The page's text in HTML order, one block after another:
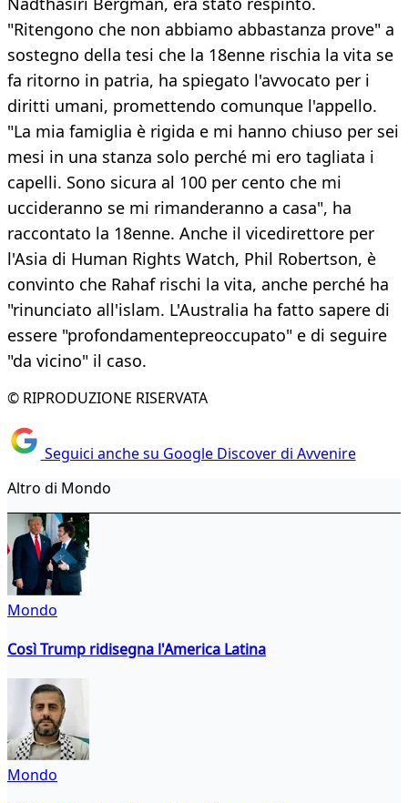
"Ritengono che non abbiamo abbastanza prove" a
sostegno della tesi che la 18enne rischia la vita se
fa ritorno in patria, ha spiegato l'avvocato per i
diritti umani, promettendo comunque l'appello.
"La mia famiglia è rigida e mi hanno chiuso per sei
mesi in una stanza solo perché mi ero tagliata i
capelli. Sono sicura al 100 per cento che mi
uccideranno se mi rimanderanno a casa", ha
raccontato la 18enne. Anche il vicedirettore per
l'Asia di Human Rights Watch, Phil Robertson, è
convinto che Rahaf rischi la vita, anche perché ha
"rinunciato all'islam. L'Australia ha fatto sapere di
essere "profondamentepreoccupato" e di seguire
"da vicino" il caso.
© RIPRODUZIONE RISERVATA
Seguici anche su Google Discover di Avvenire
Altro di Mondo
Mondo
Così Trump ridisegna l'America Latina
Mondo